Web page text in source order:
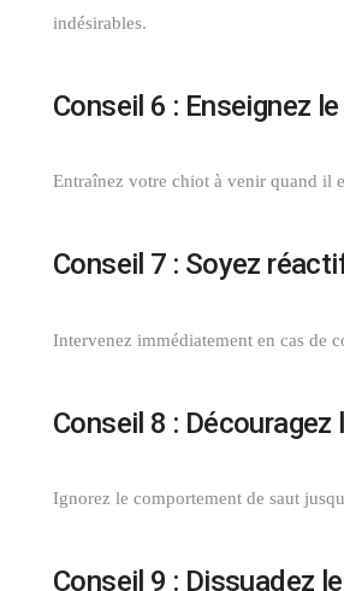
indésirables.
Conseil 6 : Enseignez
Entraînez votre chiot à venir quand il
Conseil 7 : Soyez
Intervenez immédiatement en cas de
Conseil 8 : Découragez
Ignorez le comportement de saut
Conseil 9 : Dissuadez